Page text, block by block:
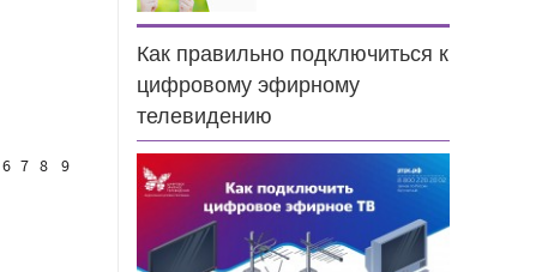
6 7 8 9
Как правильно подключиться к
цифровому эфирному
телевидению